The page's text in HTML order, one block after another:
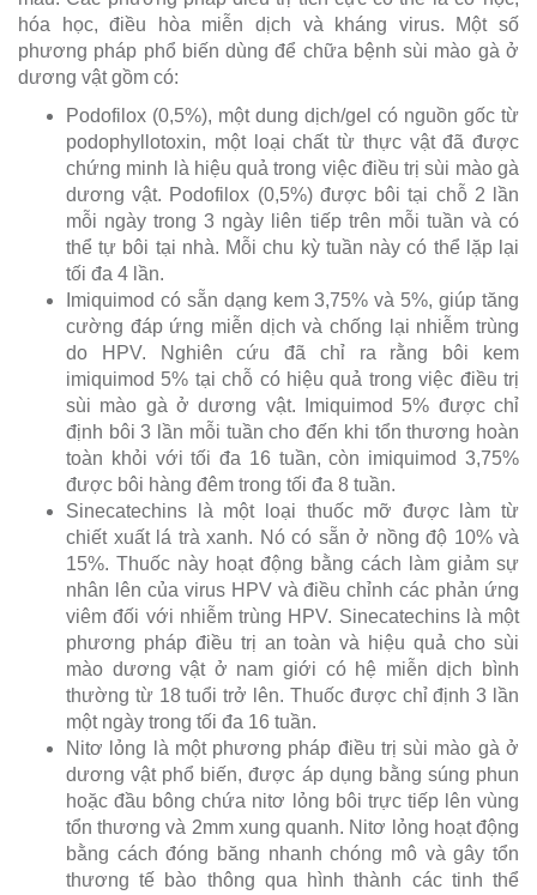
hóa học, điều hòa miễn dịch và kháng virus. Một số
phương pháp phổ biến dùng để chữa bệnh sùi mào gà ở
dương vật gồm có:
Podofilox (0,5%), một dung dịch/gel có nguồn gốc từ
podophyllotoxin, một loại chất từ thực vật đã được
chứng minh là hiệu quả trong việc điều trị sùi mào gà
dương vật. Podofilox (0,5%) được bôi tại chỗ 2 lần
mỗi ngày trong 3 ngày liên tiếp trên mỗi tuần và có
thể tự bôi tại nhà. Mỗi chu kỳ tuần này có thể lặp lại
tối đa 4 lần.
Imiquimod có sẵn dạng kem 3,75% và 5%, giúp tăng
cường đáp ứng miễn dịch và chống lại nhiễm trùng
do HPV. Nghiên cứu đã chỉ ra rằng bôi kem
imiquimod 5% tại chỗ có hiệu quả trong việc điều trị
sùi mào gà ở dương vật. Imiquimod 5% được chỉ
định bôi 3 lần mỗi tuần cho đến khi tổn thương hoàn
toàn khỏi với tối đa 16 tuần, còn imiquimod 3,75%
được bôi hàng đêm trong tối đa 8 tuần.
Sinecatechins là một loại thuốc mỡ được làm từ
chiết xuất lá trà xanh. Nó có sẵn ở nồng độ 10% và
15%. Thuốc này hoạt động bằng cách làm giảm sự
nhân lên của virus HPV và điều chỉnh các phản ứng
viêm đối với nhiễm trùng HPV. Sinecatechins là một
phương pháp điều trị an toàn và hiệu quả cho sùi
mào dương vật ở nam giới có hệ miễn dịch bình
thường từ 18 tuổi trở lên. Thuốc được chỉ định 3 lần
một ngày trong tối đa 16 tuần.
Nitơ lỏng là một phương pháp điều trị sùi mào gà ở
dương vật phổ biến, được áp dụng bằng súng phun
hoặc đầu bông chứa nitơ lỏng bôi trực tiếp lên vùng
tổn thương và 2mm xung quanh. Nitơ lỏng hoạt động
bằng cách đóng băng nhanh chóng mô và gây tổn
thương tế bào thông qua hình thành các tinh thể